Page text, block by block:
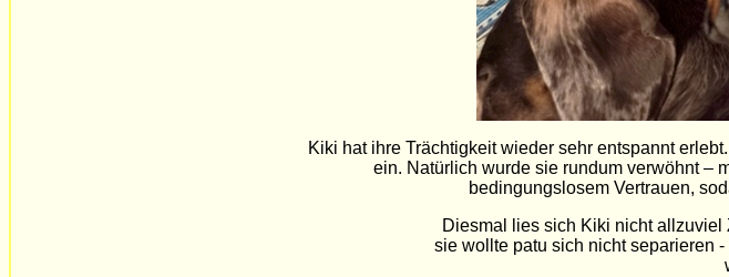
Kiki hat ihre Trächtigkeit wieder sehr entspannt
ein. Natürlich wurde sie rundum verwöhnt –
bedingungslosem Vertrauen,
Diesmal lies sich Kiki nicht allzuviel
sie wollte patu sich nicht separieren